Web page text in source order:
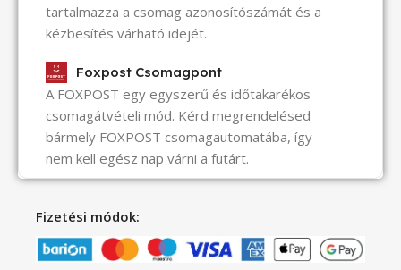
tartalmazza a csomag azonosítószámát és a
kézbesítés várható idejét.
Foxpost Csomagpont
A FOXPOST egy egyszerű és időtakarékos
csomagátvételi mód. Kérd megrendelésed
bármely FOXPOST csomagautomatába, így
nem kell egész nap várni a futárt.
Fizetési módok: